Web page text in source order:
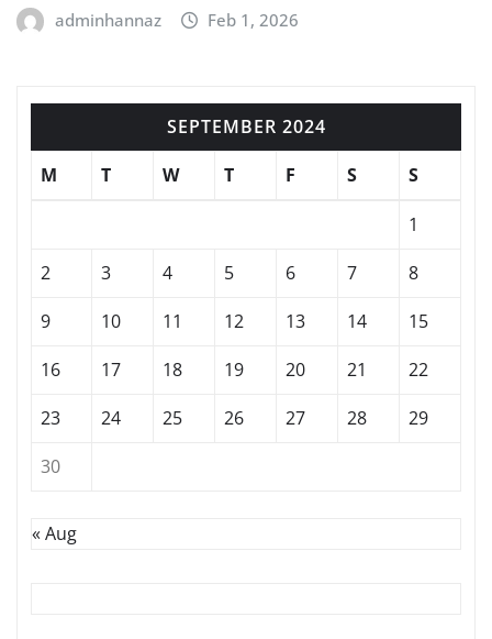
adminhannaz Feb 1, 2026
SEPTEMBER 2024
M
T W T F S S
1
2
3 4 5 6 7
8
9
10 11 12 13 14
15
16
17 18 19 20 21
22
23
24 25 26 27 28
29
30
« Aug